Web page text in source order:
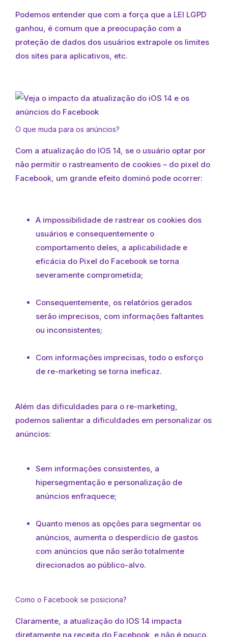
Podemos entender que com a força que a LEI LGPD
ganhou, é comum que a preocupação com a
proteção de dados dos usuários extrapole os limites
dos sites para aplicativos, etc.
O que muda para os anúncios?
Com a atualização do IOS 14, se o usuário optar por
não permitir o rastreamento de cookies – do pixel do
Facebook, um grande efeito dominó pode ocorrer:
A impossibilidade de rastrear os cookies dos
usuários e consequentemente o
comportamento deles, a aplicabilidade e
eficácia do Pixel do Facebook se torna
severamente comprometida;
Consequentemente, os relatórios gerados
serão imprecisos, com informações faltantes
ou inconsistentes;
Com informações imprecisas, todo o esforço
de re-marketing se torna ineficaz.
Além das dificuldades para o re-marketing,
podemos salientar a dificuldades em personalizar os
anúncios:
Sem informações consistentes, a
hipersegmentação e personalização de
anúncios enfraquece;
Quanto menos as opções para segmentar os
anúncios, aumenta o desperdício de gastos
com anúncios que não serão totalmente
direcionados ao público-alvo.
Como o Facebook se posiciona?
Claramente, a atualização do IOS 14 impacta
diretamente na receita do Facebook, e não é pouco.